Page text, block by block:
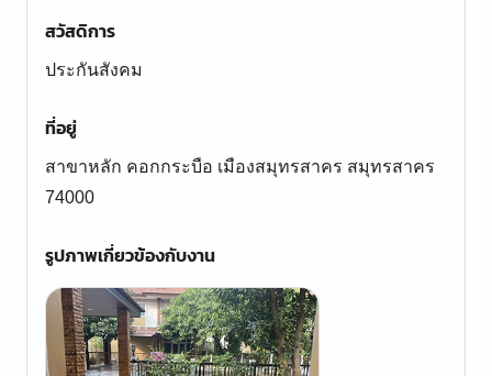
สวัสดิการ
ประกันสังคม
ที่อยู่
สาขาหลัก คอกกระบือ เมืองสมุทรสาคร สมุทรสาคร
74000
รูปภาพเกี่ยวข้องกับงาน